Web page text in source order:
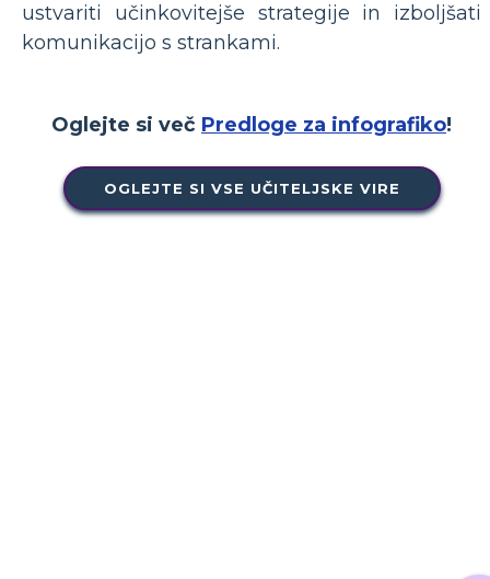
ustvariti učinkovitejše strategije in izboljšati
komunikacijo s strankami.
Oglejte si več Predloge za infografiko!
OGLEJTE SI VSE UČITELJSKE VIRE